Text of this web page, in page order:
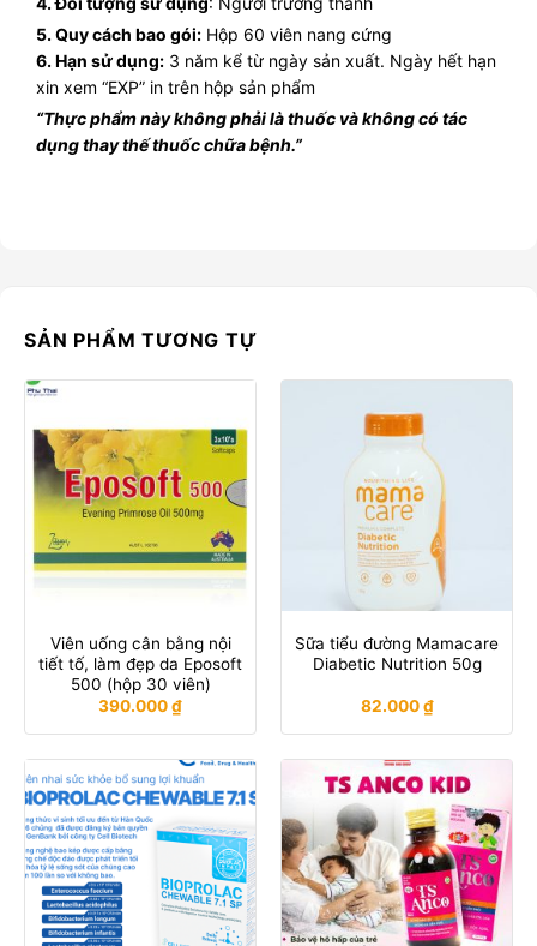
5. Quy cách bao gói: Hộp 60 viên nang cứng
6. Hạn sử dụng: 3 năm kể từ ngày sản xuất. Ngày hết hạn
xin xem “EXP” in trên hộp sản phẩm
“Thực phẩm này không phải là thuốc và không có tác
dụng thay thế thuốc chữa bệnh.”
SẢN PHẨM TƯƠNG TỰ
Viên uống cân bằng nội
tiết tố, làm đẹp da Eposoft
500 (hộp 30 viên)
390.000₫
Sữa tiểu đường Mamacare
Diabetic Nutrition 50g
82.000₫